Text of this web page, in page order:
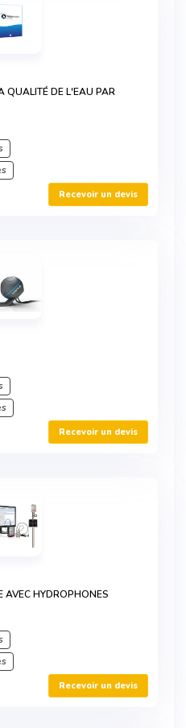
QUALITÉ DE L'EAU PAR
Recevoir un devis
Recevoir un devis
AVEC HYDROPHONES
Recevoir un devis